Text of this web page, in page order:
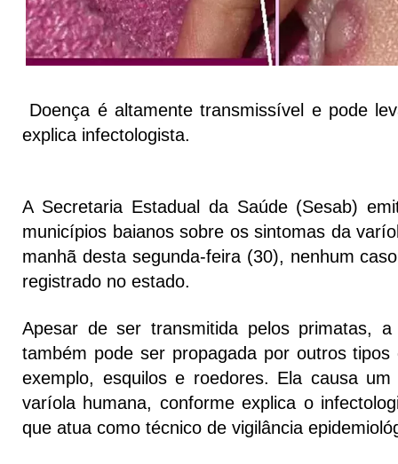
Doença é altamente transmissível e pode
explica infectologista.
A Secretaria Estadual da Saúde (Sesab)
municípios baianos sobre os sintomas da
manhã desta segunda-feira (30), nenhum
registrado no estado.
Apesar de ser transmitida pelos primatas,
também pode ser propagada por outros
exemplo, esquilos e roedores. Ela causa
varíola humana, conforme explica o
que atua como técnico de vigilância